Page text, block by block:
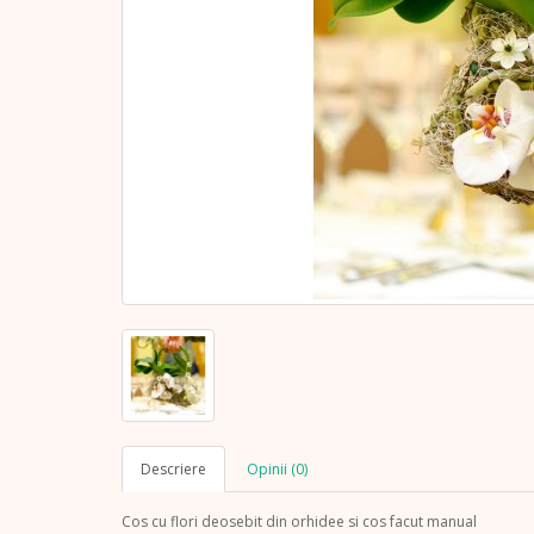
Descriere Opinii (0)
Cos cu flori deosebit din orhidee si cos facut manual